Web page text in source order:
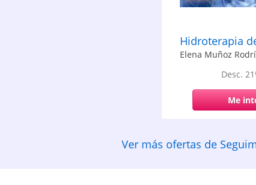
Hidroterapia
Elena Muñoz
Desc.
Me
Ver más ofertas de